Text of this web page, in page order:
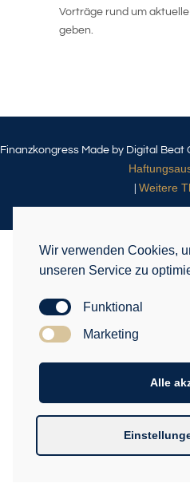
Vorträge rund um
geben.
Finanzkongress Made by Digital Beat
Weitere
Wir verwenden Cookies,
unseren Service zu
Funktional
Marketing
Alle